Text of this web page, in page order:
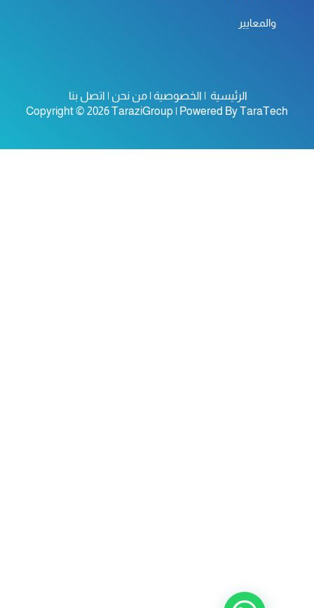
والمعايير
الرئيسية|الخصوصية|من نحن |اتصل بنا
Copyright © 2026 TaraziGroup | Powered By